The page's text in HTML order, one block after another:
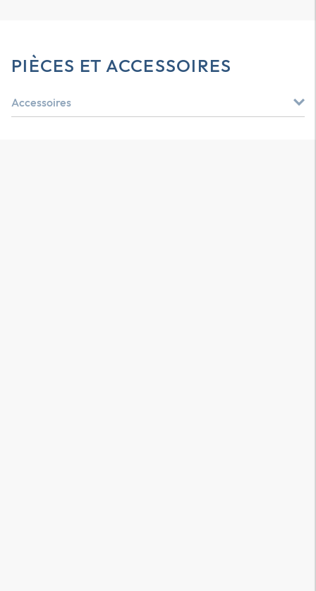
PIÈCES ET ACCESSOIRES
Accessoires